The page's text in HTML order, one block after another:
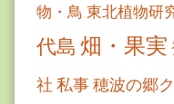
物・鳥 東北植物研
代島 畑・果実
社 私事穂波の郷